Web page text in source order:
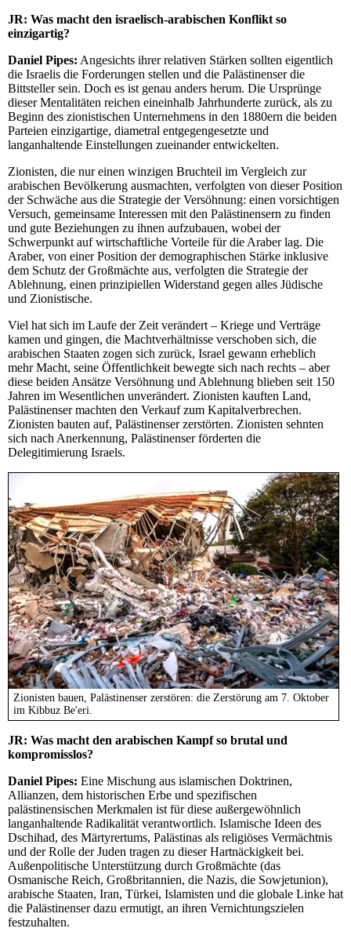
JR: Was macht den israelisch-arabischen Konflikt so
einzigartig?
Daniel Pipes: Angesichts ihrer relativen Stärken sollten eigentlich
die Israelis die Forderungen stellen und die Palästinenser die
Bittsteller sein. Doch es ist genau anders herum. Die Ursprünge
dieser Mentalitäten reichen eineinhalb Jahrhunderte zurück, als zu
Beginn des zionistischen Unternehmens in den 1880ern die beiden
Parteien einzigartige, diametral entgegengesetzte und
langanhaltende Einstellungen zueinander entwickelten.
Zionisten, die nur einen winzigen Bruchteil im Vergleich zur
arabischen Bevölkerung ausmachten, verfolgten von dieser Position
der Schwäche aus die Strategie der Versöhnung: einen vorsichtigen
Versuch, gemeinsame Interessen mit den Palästinensern zu finden
und gute Beziehungen zu ihnen aufzubauen, wobei der
Schwerpunkt auf wirtschaftliche Vorteile für die Araber lag. Die
Araber, von einer Position der demographischen Stärke inklusive
dem Schutz der Großmächte aus, verfolgten die Strategie der
Ablehnung, einen prinzipiellen Widerstand gegen alles Jüdische
und Zionistische.
Viel hat sich im Laufe der Zeit verändert – Kriege und Verträge
kamen und gingen, die Machtverhältnisse verschoben sich, die
arabischen Staaten zogen sich zurück, Israel gewann erheblich
mehr Macht, seine Öffentlichkeit bewegte sich nach rechts – aber
diese beiden Ansätze Versöhnung und Ablehnung blieben seit 150
Jahren im Wesentlichen unverändert. Zionisten kauften Land,
Palästinenser machten den Verkauf zum Kapitalverbrechen.
Zionisten bauten auf, Palästinenser zerstörten. Zionisten sehnten
sich nach Anerkennung, Palästinenser förderten die
Delegitimierung Israels.
Zionisten bauen, Palästinenser zerstören: die Zerstörung am 7. Oktober
im Kibbuz Be'eri.
JR: Was macht den arabischen Kampf so brutal und
kompromisslos?
Daniel Pipes: Eine Mischung aus islamischen Doktrinen,
Allianzen, dem historischen Erbe und spezifischen
palästinensischen Merkmalen ist für diese außergewöhnlich
langanhaltende Radikalität verantwortlich. Islamische Ideen des
Dschihad, des Märtyrertums, Palästinas als religiöses Vermächtnis
und der Rolle der Juden tragen zu dieser Hartnäckigkeit bei.
Außenpolitische Unterstützung durch Großmächte (das
Osmanische Reich, Großbritannien, die Nazis, die Sowjetunion),
arabische Staaten, Iran, Türkei, Islamisten und die globale Linke hat
die Palästinenser dazu ermutigt, an ihren Vernichtungszielen
festzuhalten.